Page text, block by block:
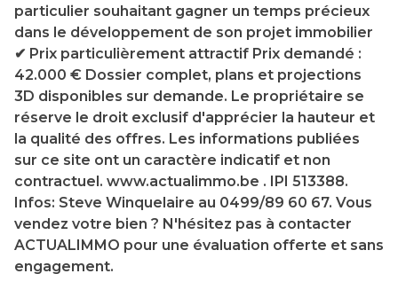
particulier souhaitant gagner un temps précieux
dans le développement de son projet immobilier
✔ Prix particulièrement attractif Prix demandé :
42.000 € Dossier complet, plans et projections
3D disponibles sur demande. Le propriétaire se
réserve le droit exclusif d'apprécier la hauteur et
la qualité des offres. Les informations publiées
sur ce site ont un caractère indicatif et non
contractuel. www.actualimmo.be . IPI 513388.
Infos: Steve Winquelaire au 0499/89 60 67. Vous
vendez votre bien ? N'hésitez pas à contacter
ACTUALIMMO pour une évaluation offerte et sans
engagement.